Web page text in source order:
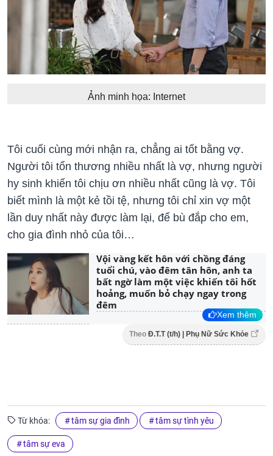
Ảnh minh họa: Internet
Tôi cuối cùng mới nhận ra, chẳng ai tốt bằng vợ.
Người tôi tổn thương nhiều nhất là vợ, nhưng người
hy sinh khiến tôi chịu ơn nhiều nhất cũng là vợ. Tôi
biết mình là một kẻ tồi tệ, nhưng tôi chỉ xin vợ một
lần duy nhất này được làm lại, để bù đắp cho em,
cho gia đình nhỏ của tôi…
Vội vàng kết hôn với chồng đáng
tuổi chú, vào đêm tân hôn, anh ta
bất ngờ làm một việc khiến tôi hốt
hoảng, muốn bỏ chạy ngay trong
đêm
Xem thêm
Theo Đ.T.T (t/h) | Phụ Nữ Sức Khỏe
Từ khóa: tâm sự gia đình tâm sự tình yêu
tâm sự eva